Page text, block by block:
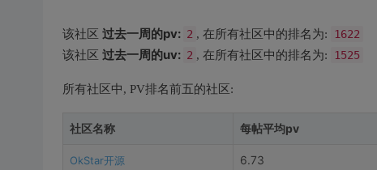
该社区 过去一周的pv: 2 , 在所有社区中的排名为:
1622
该社区 过去一周的uv: 2 , 在所有社区中的排名为: 1525
所有社区中, PV排名前五的社区:
社区名称 每帖平均pv
OkStar开源 6.73